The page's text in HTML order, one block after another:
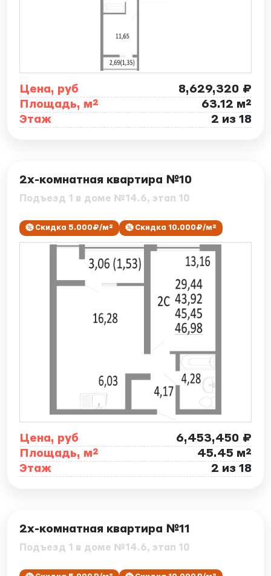
Цена, руб
8,629,320 ₽
Площадь, м²
63.12 м²
Этаж
2 из 18
2х-комнатная квартира №10
Подъезд 1 в доме №14.6, этап 10
Скидка 5.000₽/м² Скидка 10.000₽/м²
Цена, руб
6,453,450 ₽
Площадь, м²
45.45 м²
Этаж
2 из 18
2х-комнатная квартира №11
Подъезд 1 в доме №14.6, этап 10